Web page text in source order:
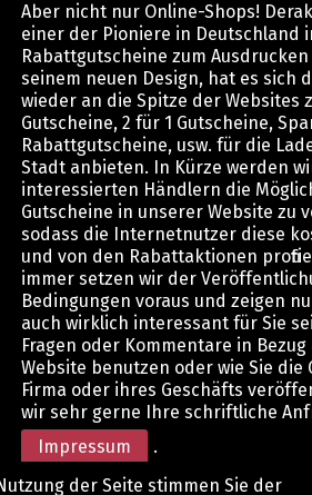
Aber nicht nur Online-Shops!
einer der Pioniere in Deutschland
Rabattgutscheine zum
seinem neuen Design, hat es sich
wieder an die Spitze der Websites
Gutscheine, 2 für 1 Gutscheine,
Rabattgutscheine, usw. für die
Stadt anbieten. In Kürze werden
interessierten Händlern die
Gutscheine in unserer Website zu
sodass die Internetnutzer diese
und von den Rabattaktionen
immer setzen wir der
Bedingungen voraus und zeigen
auch wirklich interessant für Sie
Fragen oder Kommentare in
Website benutzen oder wie Sie die
Firma oder ihres Geschäfts
wir sehr gerne Ihre schriftliche
Impressum
.
der Seite stimmen Sie der